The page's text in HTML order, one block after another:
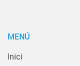
MENÚ
Inici